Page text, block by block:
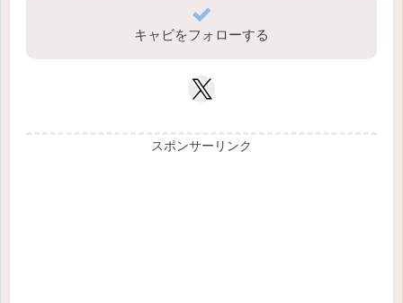
キャビをフォローする
スポンサーリンク